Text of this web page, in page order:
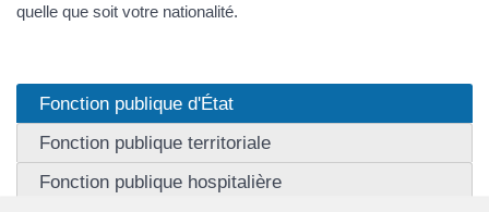
quelle que soit votre nationalité.
Fonction publique d'État
Fonction publique territoriale
Fonction publique hospitalière